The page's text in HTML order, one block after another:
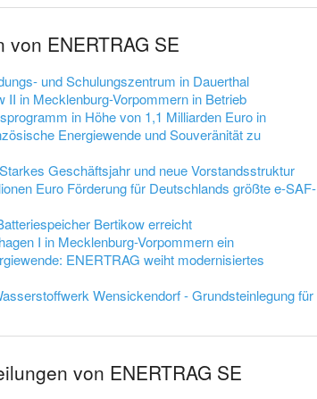
ENERTRAG SE
und Schulungszentrum in Dauerthal
II in Mecklenburg-Vorpommern in Betrieb
in Höhe von 1,1 Milliarden Euro in
Energiewende und Souveränität zu
Geschäftsjahr und neue Vorstandsstruktur
Euro Förderung für Deutschlands größte e-SAF-
Bertikow erreicht
I in Mecklenburg-Vorpommern ein
ENERTRAG weiht modernisiertes
Wensickendorf - Grundsteinlegung für
von ENERTRAG SE